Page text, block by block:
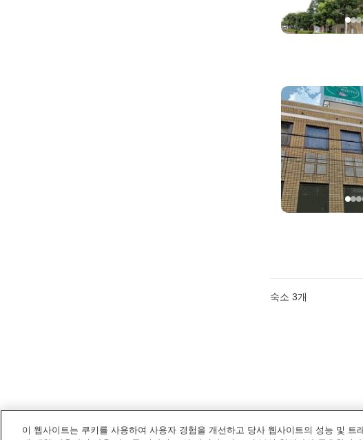
숙소 3개
이 웹사이트는 쿠키를 사용하여 사용자 경험을 개선하고 당사 웹사이트의 성능 및 트